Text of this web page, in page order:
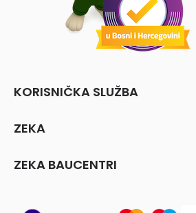
KORISNIČKA SLUŽBA
ZEKA
ZEKA BAUCENTRI